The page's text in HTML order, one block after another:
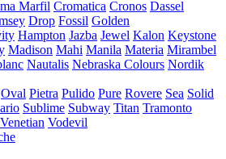
Marfil Cromatica Cronos Dassel
Drop Fossil Golden
Hampton Jazba Jewel Kalon Keystone
Madison Mahi Manila Materia Mirambel
Nautalis Nebraska Colours Nordik
Oval Pietra Pulido Pure Rovere Sea Solid
Sublime Subway Titan Tramonto
Venetian Vodevil